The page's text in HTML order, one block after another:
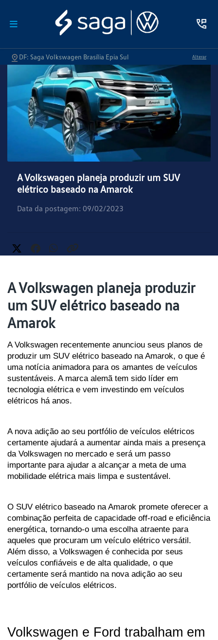
DF: Saga Volkswagen Brasília Epia Sul Alterar
A Volkswagen planeja produzir um SUV
elétrico baseado na Amarok
Data da postagem: 09/02/2023
A Volkswagen planeja produzir
um SUV elétrico baseado na
Amarok
A Volkswagen recentemente anunciou seus planos de
produzir um SUV elétrico baseado na Amarok, o que é
uma notícia animadora para os amantes de veículos
sustentáveis. A marca alemã tem sido líder em
tecnologia elétrica e vem investindo em veículos
elétricos há anos.
A nova adição ao seu portfólio de veículos elétricos
certamente ajudará a aumentar ainda mais a presença
da Volkswagen no mercado e será um passo
importante para ajudar a alcançar a meta de uma
mobilidade elétrica mais limpa e sustentável.
O SUV elétrico baseado na Amarok promete oferecer a
combinação perfeita de capacidade off-road e eficiência
energética, tornando-o uma escolha atraente para
aqueles que procuram um veículo elétrico versátil.
Além disso, a Volkswagen é conhecida por seus
veículos confiáveis e de alta qualidade, o que
certamente será mantido na nova adição ao seu
portfólio de veículos elétricos.
Volkswagen e Ford trabalham em